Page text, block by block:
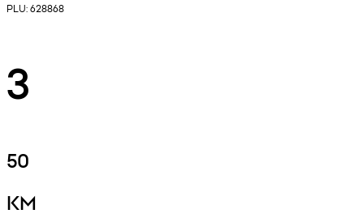
PLU: 628868
3
50
KM